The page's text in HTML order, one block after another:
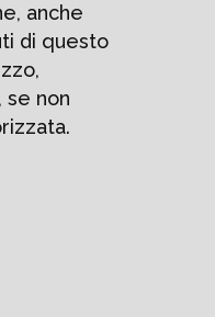
anche
di questo
se non